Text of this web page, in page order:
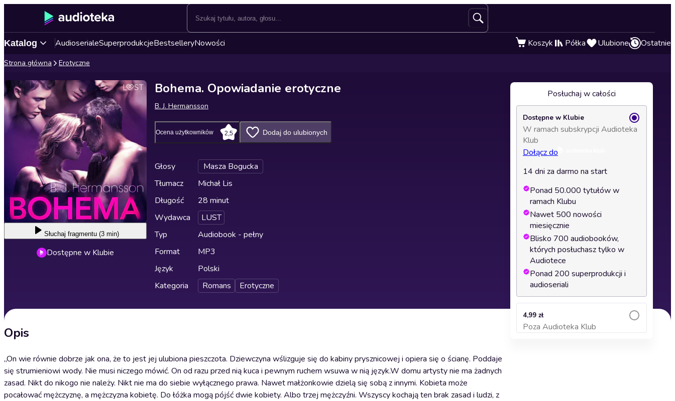
Katalog AudioserialeSuperprodukcjeBestselleryNowości Koszyk Półka Ulubione Ostatnie
Strona główna Erotyczne
Słuchaj fragmentu (3 min)
Dostępne w Klubie
Bohema. Opowiadanie erotyczne
B. J. Hermansson
Ocena użytkowników 2,5 Dodaj do ulubionych
Głosy
Masza Bogucka
Tłumacz
Michał Lis
Długość
28 minut
Wydawca
LUST
Typ
Audiobook - pełny
Format
MP3
Język
Polski
Kategoria
Romans Erotyczne
Opis
„On wie równie dobrze jak ona, że to jest jej ulubiona pieszczota. Dziewczyna wślizguje się do kabiny prysznicowej i opiera się o ścianę. Poddaje
się strumieniowi wody. Nie musi niczego mówić. On od razu przed nią kuca i pewnym ruchem wsuwa w nią język.W domu artysty nie ma żadnych
zasad. Nikt do nikogo nie należy. Nikt nie ma do siebie wyłącznego prawa. Nawet małżonkowie dzielą się sobą z innymi. Kobieta może
pocałować mężczyznę, a mężczyzna kobietę. Do łóżka mogą pójść dwie kobiety. Albo trzej mężczyźni. Wszyscy kochają ten brak zasad i ludzi, z
Posłuchaj w całości
Dostępne w Klubie
W ramach subskrypcji Audioteka
Klub
Dołącz do
14 dni za darmo na start
Ponad 50.000 tytułów w
ramach Klubu
Nawet 500 nowości
miesięcznie
Blisko 700 audiobooków,
których posłuchasz tylko w
Audiotece
Ponad 200 superprodukcji i
audioseriali
4,99 zł
Poza Audioteka Klub
Dodaj do koszyka